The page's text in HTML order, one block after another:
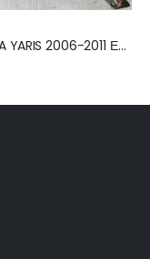
TOYOTA YARIS 2006-2011 ΕΓΚΕΦΑΛΟΣ ECU 89661-0D450